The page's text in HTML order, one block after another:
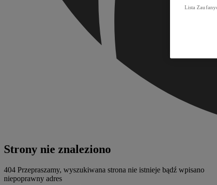
Strony nie znaleziono
404 Przepraszamy, wyszukiwana strona nie istnieje bądź wpisano
niepoprawny adres
Lista